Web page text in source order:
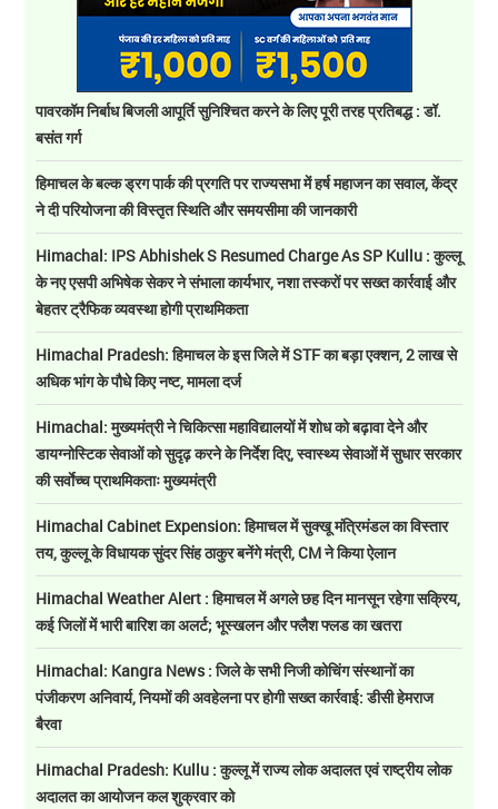
पावरकॉम निर्बाध बिजली आपूर्ति सुनिश्चित करने के लिए पूरी तरह प्रतिबद्ध : डॉ.
बसंत गर्ग
हिमाचल के बल्क ड्रग पार्क की प्रगति पर राज्यसभा में हर्ष महाजन का सवाल, केंद्र
ने दी परियोजना की विस्तृत स्थिति और समयसीमा की जानकारी
Himachal: IPS Abhishek S Resumed Charge As SP Kullu : कुल्लू
के नए एसपी अभिषेक सेकर ने संभाला कार्यभार, नशा तस्करों पर सख्त कार्रवाई और
बेहतर ट्रैफिक व्यवस्था होगी प्राथमिकता
Himachal Pradesh: हिमाचल के इस जिले में STF का बड़ा एक्शन, 2 लाख से
अधिक भांग के पौधे किए नष्ट, मामला दर्ज
Himachal: मुख्यमंत्री ने चिकित्सा महाविद्यालयों में शोध को बढ़ावा देने और
डायग्नोस्टिक सेवाओं को सुदृढ़ करने के निर्देश दिए, स्वास्थ्य सेवाओं में सुधार सरकार
की सर्वाेच्च प्राथमिकताः मुख्यमंत्री
Himachal Cabinet Expension: हिमाचल में सुक्खू मंत्रिमंडल का विस्तार
तय, कुल्लू के विधायक सुंदर सिंह ठाकुर बनेंगे मंत्री, CM ने किया ऐलान
Himachal Weather Alert : हिमाचल में अगले छह दिन मानसून रहेगा सक्रिय,
कई जिलों में भारी बारिश का अलर्ट; भूस्खलन और फ्लैश फ्लड का खतरा
Himachal: Kangra News : जिले के सभी निजी कोचिंग संस्थानों का
पंजीकरण अनिवार्य, नियमों की अवहेलना पर होगी सख्त कार्रवाई: डीसी हेमराज
बैरवा
Himachal Pradesh: Kullu : कुल्लू में राज्य लोक अदालत एवं राष्ट्रीय लोक
अदालत का आयोजन कल शुक्रवार को